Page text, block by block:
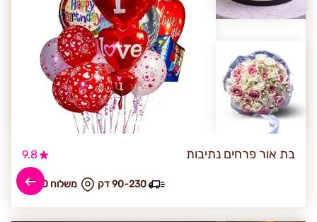
בת אור פרחים נתיבות 9.8
₪ משלוח 50 90-230 דק